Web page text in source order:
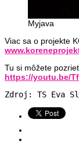
Myjava
Viac sa o projekte
Tu si môžete
https://youtu.be/
Zdroj: TS Eva